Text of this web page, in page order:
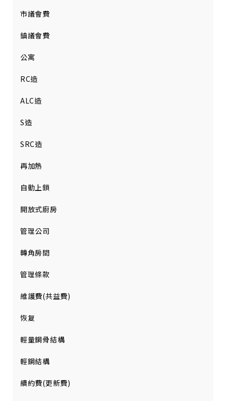
市議會費
鎮議會費
公寓
RC造
ALC造
S造
SRC造
再加熱
自動上鎖
開放式廚房
管理公司
轉角房間
管理條款
維護費(共益費)
恢复
輕量鋼骨結構
輕鋼結構
續約費(更新費)